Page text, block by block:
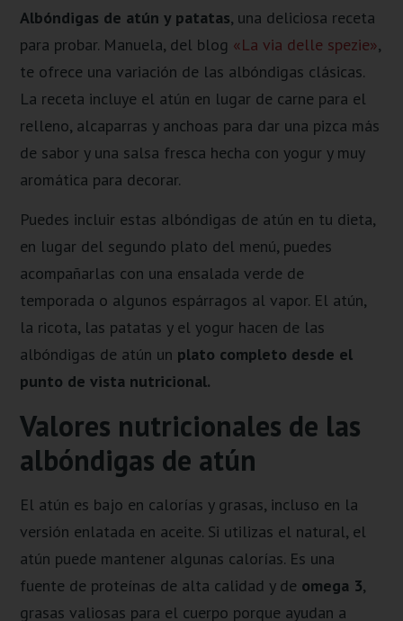
Albóndigas de atún y patatas, una deliciosa receta
para probar. Manuela, del blog «La via delle spezie»,
te ofrece una variación de las albóndigas clásicas.
La receta incluye el atún en lugar de carne para el
relleno, alcaparras y anchoas para dar una pizca más
de sabor y una salsa fresca hecha con yogur y muy
aromática para decorar.
Puedes incluir estas albóndigas de atún en tu dieta,
en lugar del segundo plato del menú, puedes
acompañarlas con una ensalada verde de
temporada o algunos espárragos al vapor. El atún,
la ricota, las patatas y el yogur hacen de las
albóndigas de atún un plato completo desde el
punto de vista nutricional.
Valores nutricionales de las
albóndigas de atún
El atún es bajo en calorías y grasas, incluso en la
versión enlatada en aceite. Si utilizas el natural, el
atún puede mantener algunas calorías. Es una
fuente de proteínas de alta calidad y de omega 3,
grasas valiosas para el cuerpo porque ayudan a